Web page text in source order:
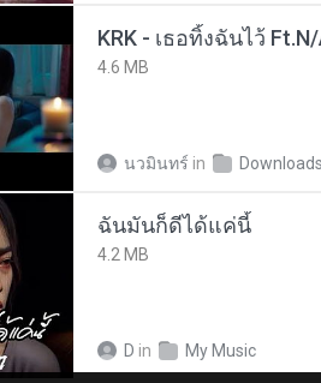
4.6 MB
นวมินทร์ in Downloads
ฉันมันก็ดีได้แค่นี้
4.2 MB
D in My Music